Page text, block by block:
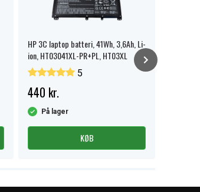
HP 3C laptop batteri, 41Wh, 3,6Ah, Li-
ion, HT03041XL-PR+PL, HT03XL
5
440 kr.
På lager
KØB